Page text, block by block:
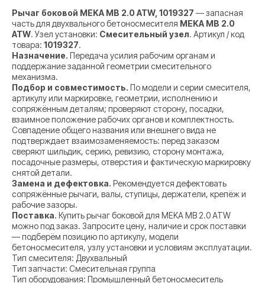
Рычаг боковой MEKA MB 2.0 ATW, 1019327 — запасная
часть для двухвального бетоносмесителя MEKA MB 2.0
ATW. Узел установки: Смесительный узел. Артикул / код
товара: 1019327.
Назначение. Передача усилия рабочим органам и
поддержание заданной геометрии смесительного
механизма.
Подбор и совместимость. По модели и серии смесителя,
артикулу или маркировке, геометрии, исполнению и
сопряжённым деталям; проверяют сторону, посадки,
взаимное положение рабочих органов и комплектность.
Совпадение общего названия или внешнего вида не
подтверждает взаимозаменяемость: перед заказом
сверяют шильдик, серию, ревизию, сторону монтажа,
посадочные размеры, отверстия и фактическую маркировку
снятой детали.
Замена и дефектовка. Рекомендуется дефектовать
сопряжённые рычаги, валы, ступицы, держатели, крепёж и
рабочие зазоры.
Поставка. Купить рычаг боковой для MEKA MB 2.0 ATW
можно под заказ. Запросите цену, наличие и срок поставки
— подберём позицию по артикулу, модели
бетоносмесителя, узлу установки и условиям эксплуатации.
Тип смесителя: Двухвальный
Тип запчасти: Смесительная группа
Тип оборудования: Промышленный бетоносмеситель